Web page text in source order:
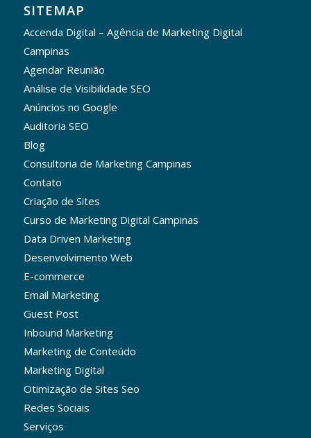
SITEMAP
Accenda Digital – Agência de Marketing Digital
Campinas
Agendar Reunião
Análise de Visibilidade SEO
Anúncios no Google
Auditoria SEO
Blog
Consultoria de Marketing Campinas
Contato
Criação de Sites
Curso de Marketing Digital Campinas
Data Driven Marketing
Desenvolvimento Web
E-commerce
Email Marketing
Guest Post
Inbound Marketing
Marketing de Conteúdo
Marketing Digital
Otimização de Sites Seo
Redes Sociais
Serviços